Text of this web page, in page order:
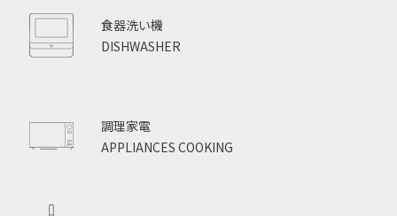
DISHWASHER
食器洗い機
APPLIANCES COOKING
調理家電